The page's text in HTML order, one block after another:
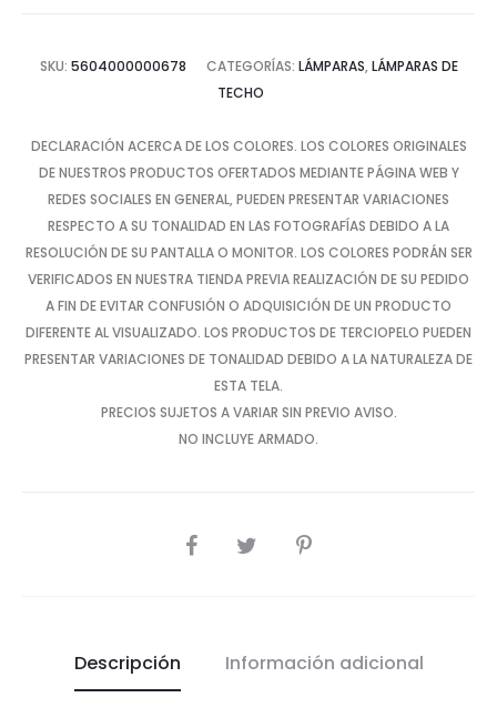
$116.63.
$34.99.
SKU: 5604000000678 CATEGORÍAS: LÁMPARAS, LÁMPARAS DE
TECHO
DECLARACIÓN ACERCA DE LOS COLORES. LOS COLORES ORIGINALES
DE NUESTROS PRODUCTOS OFERTADOS MEDIANTE PÁGINA WEB Y
REDES SOCIALES EN GENERAL, PUEDEN PRESENTAR VARIACIONES
RESPECTO A SU TONALIDAD EN LAS FOTOGRAFÍAS DEBIDO A LA
RESOLUCIÓN DE SU PANTALLA O MONITOR. LOS COLORES PODRÁN SER
VERIFICADOS EN NUESTRA TIENDA PREVIA REALIZACIÓN DE SU PEDIDO
A FIN DE EVITAR CONFUSIÓN O ADQUISICIÓN DE UN PRODUCTO
DIFERENTE AL VISUALIZADO. LOS PRODUCTOS DE TERCIOPELO PUEDEN
PRESENTAR VARIACIONES DE TONALIDAD DEBIDO A LA NATURALEZA DE
ESTA TELA.
PRECIOS SUJETOS A VARIAR SIN PREVIO AVISO.
NO INCLUYE ARMADO.
SHARE
Descripción Información adicional